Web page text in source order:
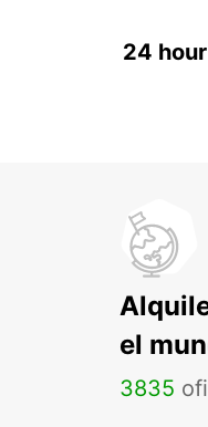
24
el
3835